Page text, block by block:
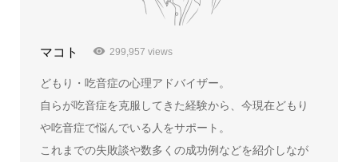
マコト 299,957 views
どもり・吃音症の心理アドバイザー。
自らが吃音症を克服してきた経験から、今現在どもり
や吃音症で悩んでいる人をサポート。
これまでの失敗談や数多くの成功例などを紹介しなが